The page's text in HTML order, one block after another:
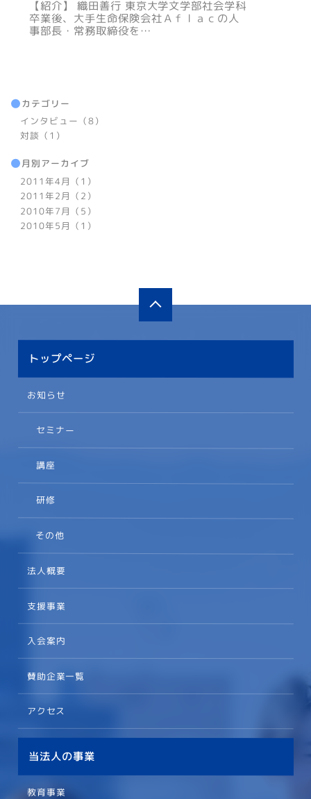
【紹介】 織田善行 東京大学文学部社会学科
卒業後、大手生命保険会社Ａｆｌａｃの人
事部長・常務取締役を…
カテゴリー
インタビュー（8）
対談（1）
月別アーカイブ
2011年4月（1）
2011年2月（2）
2010年7月（5）
2010年5月（1）
トップページ
お知らせ
セミナー
講座
研修
その他
法人概要
支援事業
入会案内
賛助企業一覧
アクセス
当法人の事業
教育事業